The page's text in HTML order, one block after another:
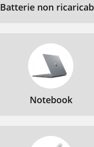
Batterie non
Notebook